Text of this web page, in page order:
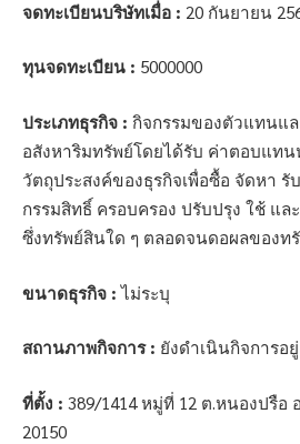
จดทะเบียนบริษัทเมื่อ : 20 กันยายน
ทุนจดทะเบียน : 5000000
ประเภทธุรกิจ : กิจกรรมของตัวแทนแ
อสังหาริมทรัพย์โดยได้รับ ค่าตอบแท
วัตถุประสงค์ของธุรกิจเพื่อซื้อ จัดหา รั
กรรมสิทธิ์ ครอบครอง ปรับปรุง ใช้ แล
ซึ่งทรัพย์สินใด ๆ ตลอดจนดอผลของท
ขนาดธุรกิจ : ไม่ระบุ
สถานภาพกิจการ : ยังดำเนินกิจการอยู่
ที่ตั้ง : 389/1414 หมู่ที่ 12 ต.หนองปรือ
20150